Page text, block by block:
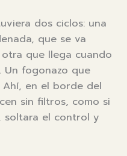
dos ciclos: una
que se va
que llega cuando
fogonazo que
en el borde del
sin filtros, como si
soltara el control y